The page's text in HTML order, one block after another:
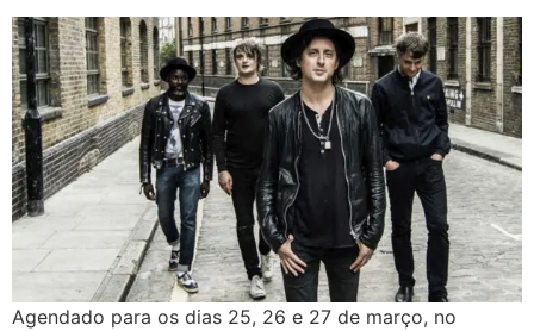
Agendado para os dias 25, 26 e 27 de março, no